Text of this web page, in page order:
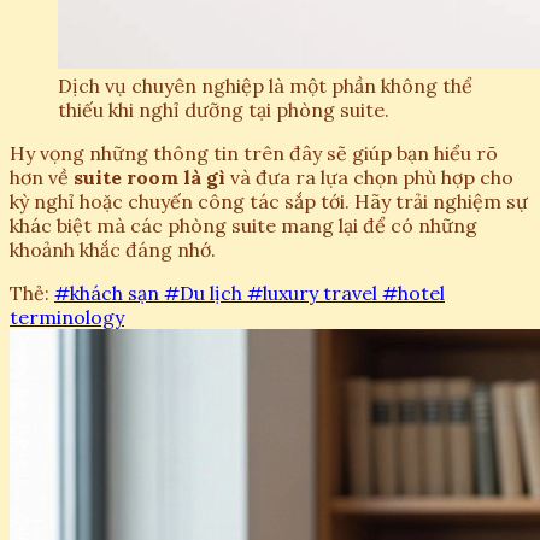
Dịch vụ chuyên nghiệp là một phần không thể
thiếu khi nghỉ dưỡng tại phòng suite.
Hy vọng những thông tin trên đây sẽ giúp bạn hiểu rõ
hơn về suite room là gì và đưa ra lựa chọn phù hợp cho
kỳ nghỉ hoặc chuyến công tác sắp tới. Hãy trải nghiệm sự
khác biệt mà các phòng suite mang lại để có những
khoảnh khắc đáng nhớ.
Thẻ: #khách sạn #Du lịch #luxury travel #hotel
terminology